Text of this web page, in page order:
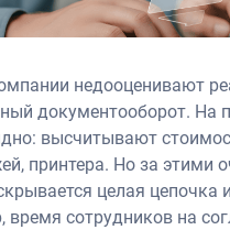
недооценивают
документооборот. На
высчитывают
принтера. Но за этими
целая цепочка
время сотрудников на